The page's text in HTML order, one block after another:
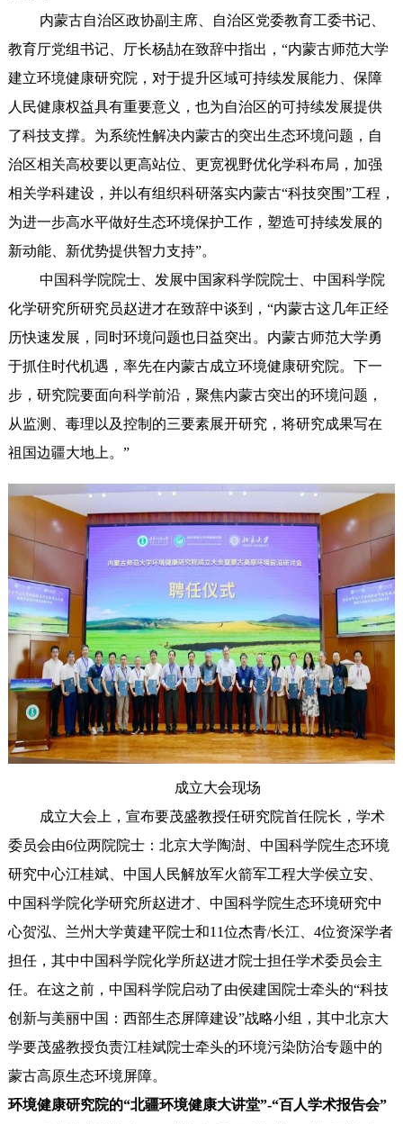
内蒙古自治区政协副主席、自治区党委教育工委书记、
教育厅党组书记、厅长杨劼在致辞中指出，“内蒙古师范大学
建立环境健康研究院，对于提升区域可持续发展能力、保障
人民健康权益具有重要意义，也为自治区的可持续发展提供
了科技支撑。为系统性解决内蒙古的突出生态环境问题，自
治区相关高校要以更高站位、更宽视野优化学科布局，加强
相关学科建设，并以有组织科研落实内蒙古“科技突围”工程，
为进一步高水平做好生态环境保护工作，塑造可持续发展的
新动能、新优势提供智力支持”。
中国科学院院士、发展中国家科学院院士、中国科学院
化学研究所研究员赵进才在致辞中谈到，“内蒙古这几年正经
历快速发展，同时环境问题也日益突出。内蒙古师范大学勇
于抓住时代机遇，率先在内蒙古成立环境健康研究院。下一
步，研究院要面向科学前沿，聚焦内蒙古突出的环境问题，
从监测、毒理以及控制的三要素展开研究，将研究成果写在
祖国边疆大地上。”
成立大会现场
成立大会上，宣布要茂盛教授任研究院首任院长，学术
委员会由6位两院院士：北京大学陶澍、中国科学院生态环境
研究中心江桂斌、中国人民解放军火箭军工程大学侯立安、
中国科学院化学研究所赵进才、中国科学院生态环境研究中
心贺泓、兰州大学黄建平院士和11位杰青/长江、4位资深学者
担任，其中中国科学院化学所赵进才院士担任学术委员会主
任。在这之前，中国科学院启动了由侯建国院士牵头的“科技
创新与美丽中国：西部生态屏障建设”战略小组，其中北京大
学要茂盛教授负责江桂斌院士牵头的环境污染防治专题中的
蒙古高原生态环境屏障。
环境健康研究院的“北疆环境健康大讲堂”-“百人学术报告会”